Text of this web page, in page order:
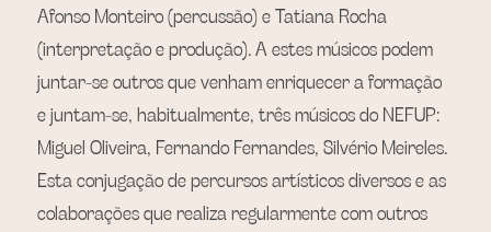
Afonso Monteiro (percussão) e Tatiana Rocha
(interpretação e produção). A estes músicos podem
juntar-se outros que venham enriquecer a formação
e juntam-se, habitualmente, três músicos do NEFUP:
Miguel Oliveira, Fernando Fernandes, Silvério Meireles.
Esta conjugação de percursos artísticos diversos e as
colaborações que realiza regularmente com outros